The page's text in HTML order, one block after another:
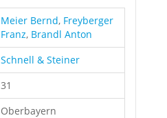
Meier Bernd, Freyberger
Franz, Brandl Anton
Schnell & Steiner
31
Oberbayern